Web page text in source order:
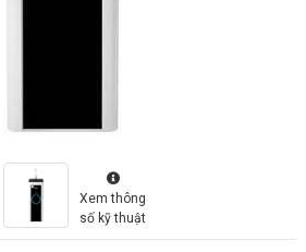
Xem thông
số kỹ thuật